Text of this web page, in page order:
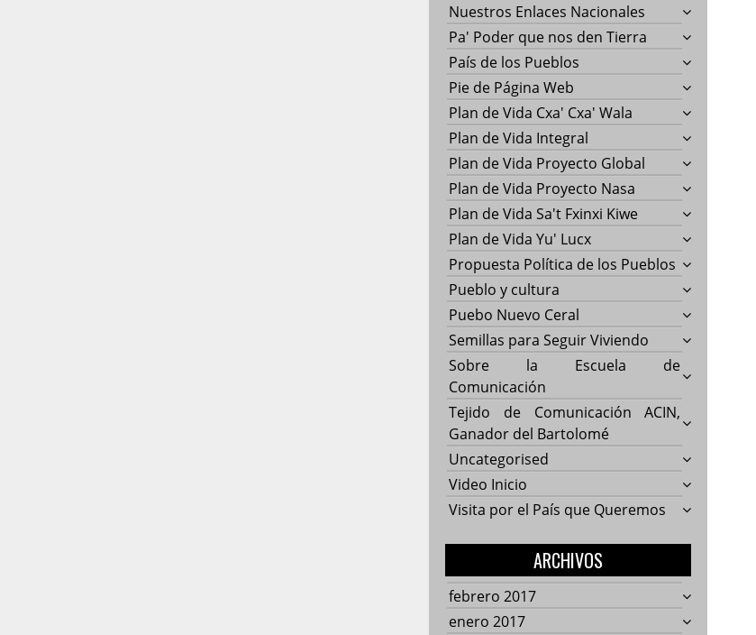
Nuestros Enlaces Nacionales
Pa' Poder que nos den Tierra
País de los Pueblos
Pie de Página Web
Plan de Vida Cxa' Cxa' Wala
Plan de Vida Integral
Plan de Vida Proyecto Global
Plan de Vida Proyecto Nasa
Plan de Vida Sa't Fxinxi Kiwe
Plan de Vida Yu' Lucx
Propuesta Política de los Pueblos
Pueblo y cultura
Puebo Nuevo Ceral
Semillas para Seguir Viviendo
Sobre la Escuela de
Comunicación
Tejido de Comunicación ACIN,
Ganador del Bartolomé
Uncategorised
Video Inicio
Visita por el País que Queremos
ARCHIVOS
febrero 2017
enero 2017